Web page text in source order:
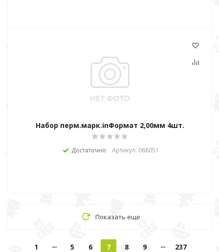
Набор перм.марк.inФормат 2,00мм 4шт.
Достаточно Артикул: 068051
Показать еще
1 5 6 7 8 9 237